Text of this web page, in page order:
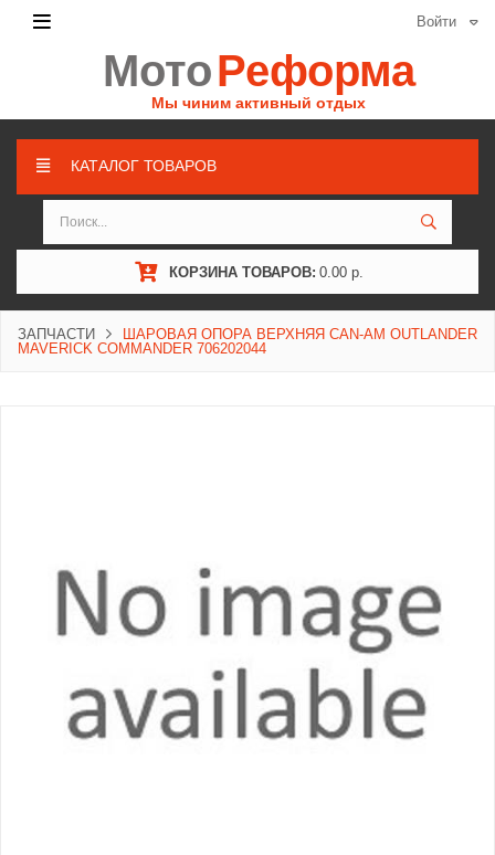
Войти
МотоРеформа
Мы чиним активный отдых
КАТАЛОГ ТОВАРОВ
КОРЗИНА ТОВАРОВ: 0.00 р.
ЗАПЧАСТИ
ШАРОВАЯ ОПОРА ВЕРХНЯЯ CAN-AM OUTLANDER
MAVERICK COMMANDER 706202044